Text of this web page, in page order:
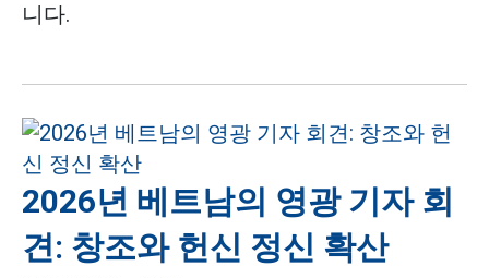
니다.
2026년 베트남의 영광 기자 회
견: 창조와 헌신 정신 확산